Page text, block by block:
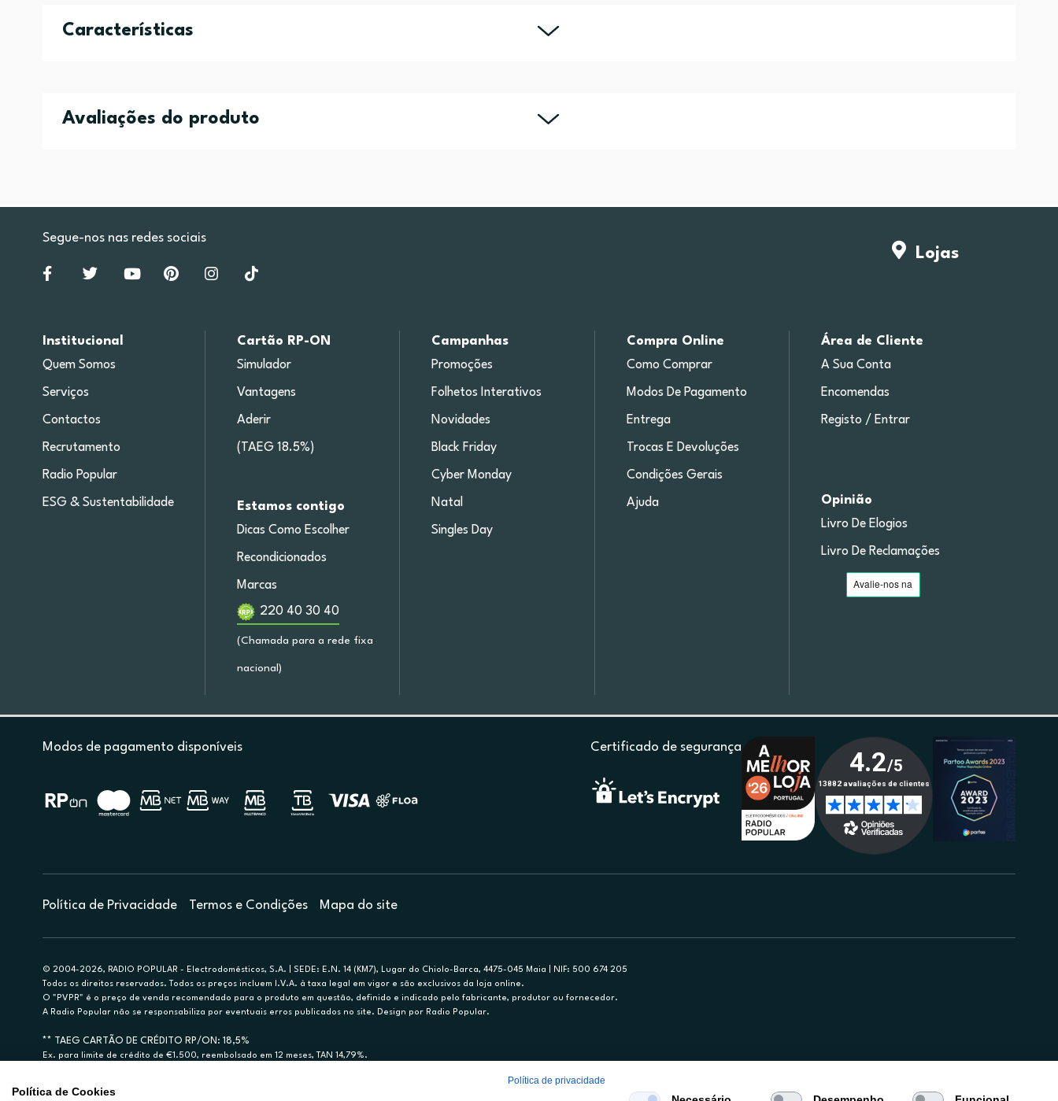
Características
Avaliações do produto
Lojas
Segue-nos nas redes sociais
Institucional
Quem Somos
Serviços
Contactos
Recrutamento
Radio Popular
ESG & Sustentabilidade
Cartão RP-ON
Simulador
Vantagens
Aderir
(TAEG 18.5%)
Estamos contigo
Dicas Como Escolher
Recondicionados
Marcas
220 40 30 40
(Chamada para a rede fixa
nacional)
Campanhas
Promoções
Folhetos Interativos
Novidades
Black Friday
Cyber Monday
Natal
Singles Day
Compra Online
Como Comprar
Modos De Pagamento
Entrega
Trocas E Devoluções
Condições Gerais
Ajuda
Área de Cliente
A Sua Conta
Encomendas
Registo / Entrar
Opinião
Livro De Elogios
Livro De Reclamações
Modos de pagamento disponíveis Certificado de segurança
Política de Privacidade Termos e Condições Mapa do site
© 2004-2026, RADIO POPULAR - Electrodomésticos, S.A. | SEDE: E.N. 14 (KM7), Lugar do Chiolo-Barca, 4475-045 Maia | NIF: 500 674 205
Todos os direitos reservados. Todos os preços incluem I.V.A. à taxa legal em vigor e são exclusivos da loja online.
O "PVPR" é o preço de venda recomendado para o produto em questão, definido e indicado pelo fabricante, produtor ou fornecedor.
A Radio Popular não se responsabiliza por eventuais erros publicados no site. Design por Radio Popular.
** TAEG CARTÃO DE CRÉDITO RP/ON: 18,5%
Ex. para limite de crédito de €1.500, reembolsado em 12 meses, TAN 14,79%.
A Rádio Popular – Eletrodomésticos S.A. (Registo BdP848) atua como intermediário de crédito a título acessório e com exclusividade (registo BdP 2314.)
Política de privacidade
Política de Cookies